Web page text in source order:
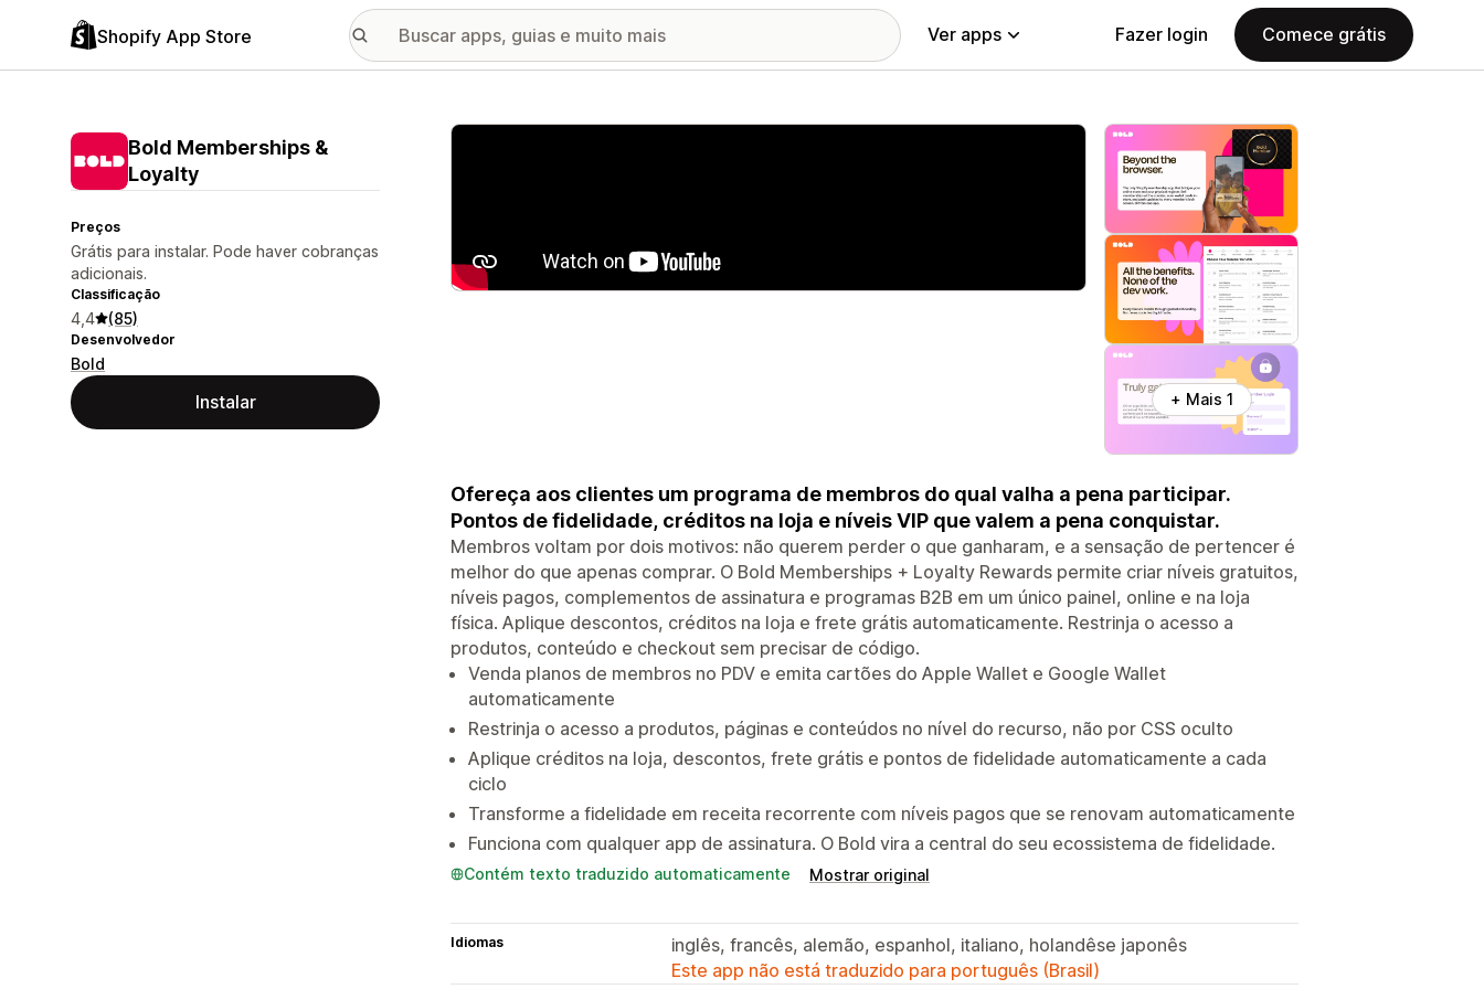
Shopify App Store Ver apps Fazer login Comece grátis
Bold Memberships &
Loyalty
Preços
Grátis para instalar. Pode haver cobranças
adicionais.
Classificação
4,4 (85)
Desenvolvedor
Bold
Instalar
Galeria de imagens em destaque
+ Mais 1
Ofereça aos clientes um programa de membros do qual valha a pena participar.
Pontos de fidelidade, créditos na loja e níveis VIP que valem a pena conquistar.
Membros voltam por dois motivos: não querem perder o que ganharam, e a sensação de pertencer é
melhor do que apenas comprar. O Bold Memberships + Loyalty Rewards permite criar níveis gratuitos,
níveis pagos, complementos de assinatura e programas B2B em um único painel, online e na loja
física. Aplique descontos, créditos na loja e frete grátis automaticamente. Restrinja o acesso a
produtos, conteúdo e checkout sem precisar de código.
Venda planos de membros no PDV e emita cartões do Apple Wallet e Google Wallet
automaticamente
Restrinja o acesso a produtos, páginas e conteúdos no nível do recurso, não por CSS oculto
Aplique créditos na loja, descontos, frete grátis e pontos de fidelidade automaticamente a cada
ciclo
Transforme a fidelidade em receita recorrente com níveis pagos que se renovam automaticamente
Funciona com qualquer app de assinatura. O Bold vira a central do seu ecossistema de fidelidade.
Contém texto traduzido automaticamente Mostrar original
Idiomas
inglês, francês, alemão, espanhol, italiano, holandêse japonês
Este app não está traduzido para português (Brasil)